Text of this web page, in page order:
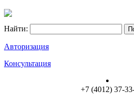
Найти:
Авторизация
Консультация
+7 (4012) 37-